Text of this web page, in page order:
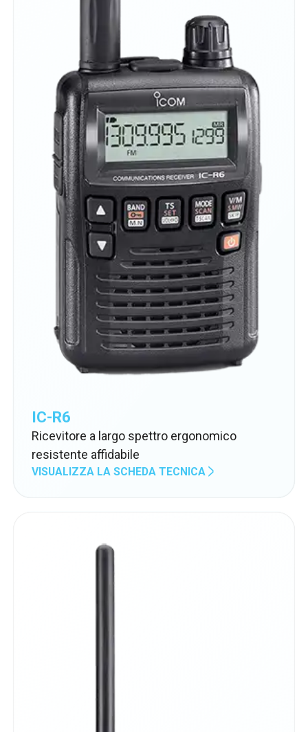
IC-R6
Ricevitore a largo spettro ergonomico
resistente affidabile
VISUALIZZA LA SCHEDA TECNICA